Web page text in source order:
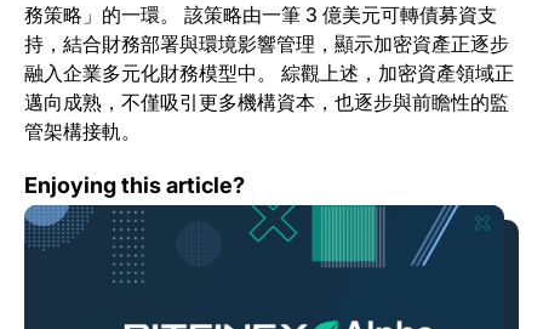
務策略」的一環。 該策略由一筆 3 億美元可轉債募資支
持，結合財務部署與環境影響管理，顯示加密資產正逐步
融入企業多元化財務模型中。 綜觀上述，加密資產領域正
邁向成熟，不僅吸引更多機構資本，也逐步與前瞻性的監
管架構接軌。
Enjoying this article?
Bitfinex Alpha｜比特幣創新高後，主流山寨幣強勢跟進